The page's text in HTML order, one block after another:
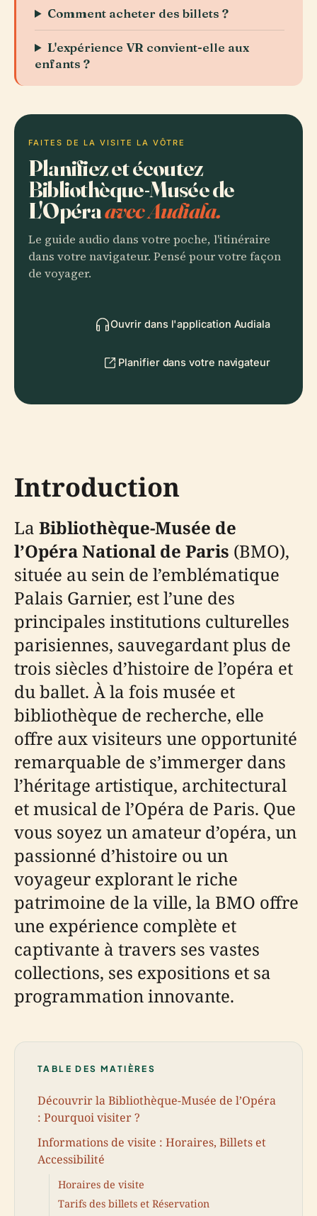
Comment acheter des billets ?
L'expérience VR convient-elle aux
enfants ?
FAITES DE LA VISITE LA VÔTRE
Planifiez et écoutez
Bibliothèque-Musée de
L'Opéraavec Audiala.
Le guide audio dans votre poche, l'itinéraire
dans votre navigateur. Pensé pour votre façon
de voyager.
Ouvrir dans l'application Audiala
Planifier dans votre navigateur
Introduction
La Bibliothèque-Musée de
l’Opéra National de Paris (BMO),
située au sein de l’emblématique
Palais Garnier, est l’une des
principales institutions culturelles
parisiennes, sauvegardant plus de
trois siècles d’histoire de l’opéra et
du ballet. À la fois musée et
bibliothèque de recherche, elle
offre aux visiteurs une opportunité
remarquable de s’immerger dans
l’héritage artistique, architectural
et musical de l’Opéra de Paris. Que
vous soyez un amateur d’opéra, un
passionné d’histoire ou un
voyageur explorant le riche
patrimoine de la ville, la BMO offre
une expérience complète et
captivante à travers ses vastes
collections, ses expositions et sa
programmation innovante.
TABLE DES MATIÈRES
Découvrir la Bibliothèque-Musée de l’Opéra
: Pourquoi visiter ?
Informations de visite : Horaires, Billets et
Accessibilité
Horaires de visite
Tarifs des billets et Réservation